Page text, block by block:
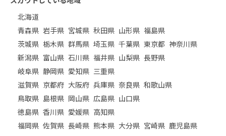
北海道
青森県 岩手県 宮城県 秋田県 山形県 福島県
茨城県 栃木県 群馬県 埼玉県 千葉県 東京都 神奈川県
新潟県 富山県 石川県 福井県 山梨県 長野県
岐阜県 静岡県 愛知県 三重県
滋賀県 京都府 大阪府 兵庫県 奈良県 和歌山県
鳥取県 島根県 岡山県 広島県 山口県
徳島県 香川県 愛媛県 高知県
福岡県 佐賀県 長崎県 熊本県 大分県 宮崎県 鹿児島県